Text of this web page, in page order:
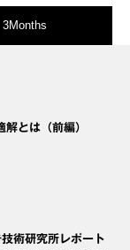
3Months
とは（前編）
術研究所レポート